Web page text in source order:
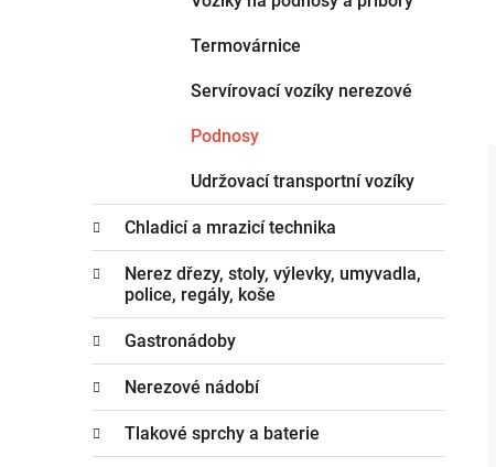
Termovárnice
Servírovací vozíky nerezové
Podnosy
Udržovací transportní vozíky
Chladicí a mrazicí technika
Nerez dřezy, stoly, výlevky, umyvadla,
police, regály, koše
Gastronádoby
Nerezové nádobí
Tlakové sprchy a baterie